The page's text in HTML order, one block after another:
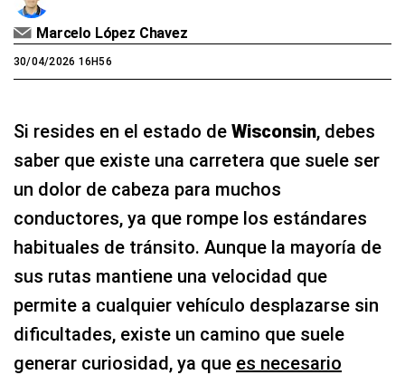
Marcelo López Chavez
30/04/2026 16H56
Si resides en el estado de Wisconsin, debes
saber que existe una carretera que suele ser
un dolor de cabeza para muchos
conductores, ya que rompe los estándares
habituales de tránsito. Aunque la mayoría de
sus rutas mantiene una velocidad que
permite a cualquier vehículo desplazarse sin
dificultades, existe un camino que suele
generar curiosidad, ya que es necesario